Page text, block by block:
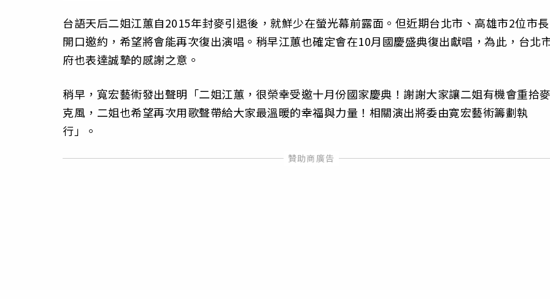
台語天后二姐江蕙自2015年封麥引退後，就鮮少在螢光幕前露面。但近期台北市、高雄市2位市長
開口邀約，希望將會能再次復出演唱。稍早江蕙也確定會在10月國慶盛典復出獻唱，為此，台北
府也表達誠摯的感謝之意。
稍早，寬宏藝術發出聲明「二姐江蕙，很榮幸受邀十月份國家慶典！謝謝大家讓二姐有機會重拾
克風，二姐也希望再次用歌聲帶給大家最溫暖的幸福與力量！相關演出將委由寛宏藝術籌劃執
行」。